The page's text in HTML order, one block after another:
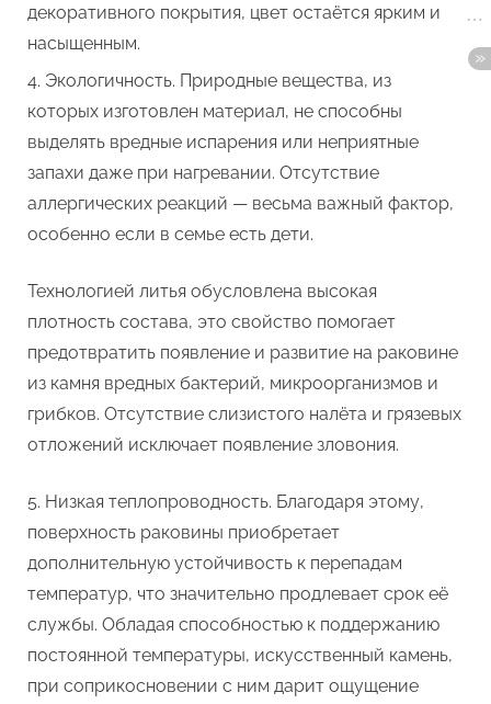
декоративного покрытия, цвет остаётся ярким и
насыщенным.
Экологичность. Природные вещества, из
которых изготовлен материал, не способны
выделять вредные испарения или неприятные
запахи даже при нагревании. Отсутствие
аллергических реакций — весьма важный фактор,
особенно если в семье есть дети.
Технологией литья обусловлена высокая
плотность состава, это свойство помогает
предотвратить появление и развитие на раковине
из камня вредных бактерий, микроорганизмов и
грибков. Отсутствие слизистого налёта и грязевых
отложений исключает появление зловония.
Низкая теплопроводность. Благодаря этому,
поверхность раковины приобретает
дополнительную устойчивость к перепадам
температур, что значительно продлевает срок её
службы. Обладая способностью к поддержанию
постоянной температуры, искусственный камень,
при соприкосновении с ним дарит ощущение